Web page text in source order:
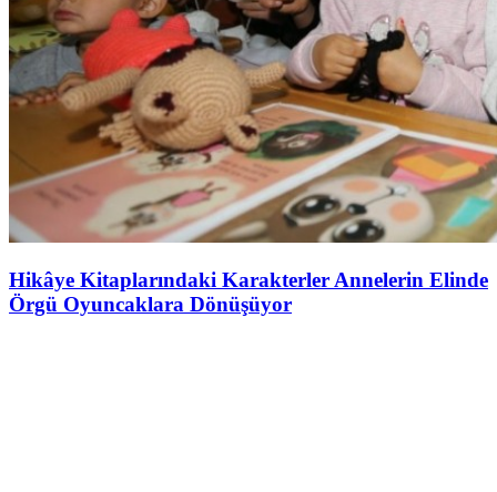
Hikâye Kitaplarındaki Karakterler Annelerin Elinde
Örgü Oyuncaklara Dönüşüyor